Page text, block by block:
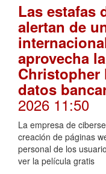
Las estafas
alertan de
aprovecha
Christopher
datos
2026 11:50
La empresa de
creación de páginas
personal de los
ver la película gratis